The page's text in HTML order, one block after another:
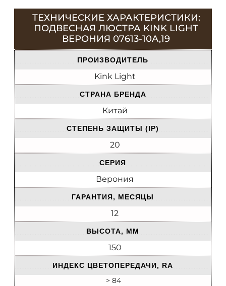
ТЕХНИЧЕСКИЕ ХАРАКТЕРИСТИКИ:
ПОДВЕСНАЯ ЛЮСТРА KINK LIGHT
ВЕРОНИЯ 07613-10A,19
ПРОИЗВОДИТЕЛЬ
Kink Light
СТРАНА БРЕНДА
Китай
СТЕПЕНЬ ЗАЩИТЫ (IP)
20
СЕРИЯ
Верония
ГАРАНТИЯ, МЕСЯЦЫ
12
ВЫСОТА, ММ
150
ИНДЕКС ЦВЕТОПЕРЕДАЧИ, RA
> 84